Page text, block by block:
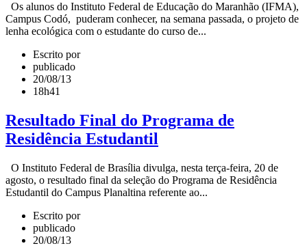
Os alunos do Instituto Federal de Educação do Maranhão (IFMA),
Campus Codó, puderam conhecer, na semana passada, o projeto de
lenha ecológica com o estudante do curso de...
Escrito por
publicado
20/08/13
18h41
Resultado Final do Programa de
Residência Estudantil
O Instituto Federal de Brasília divulga, nesta terça-feira, 20 de
agosto, o resultado final da seleção do Programa de Residência
Estudantil do Campus Planaltina referente ao...
Escrito por
publicado
20/08/13